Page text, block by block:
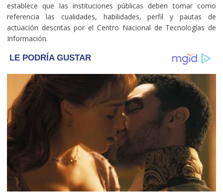
establece que las instituciones públicas deben tomar como
referencia las cualidades, habilidades, perfil y pautas de
actuación descritas por el Centro Nacional de Tecnologías de
Información.